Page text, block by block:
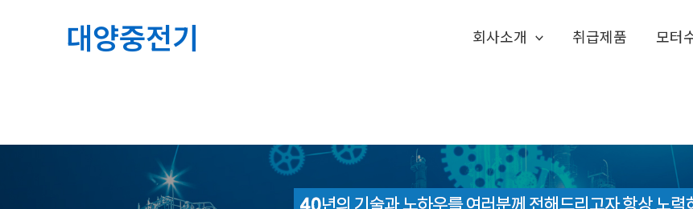
뛰
대양중전기 회사소개 취급제품 모터